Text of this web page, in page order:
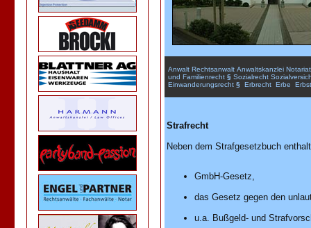
Anwalt Rechtsanwalt Anwaltskanzlei Notariat
und Familienrecht § Sozialrecht
Einwanderungsrecht § Erbrecht Erbe
Strafrecht
Neben dem Strafgesetzbuch
GmbH-Gesetz,
das Gesetz gegen den
u.a. Bußgeld- und